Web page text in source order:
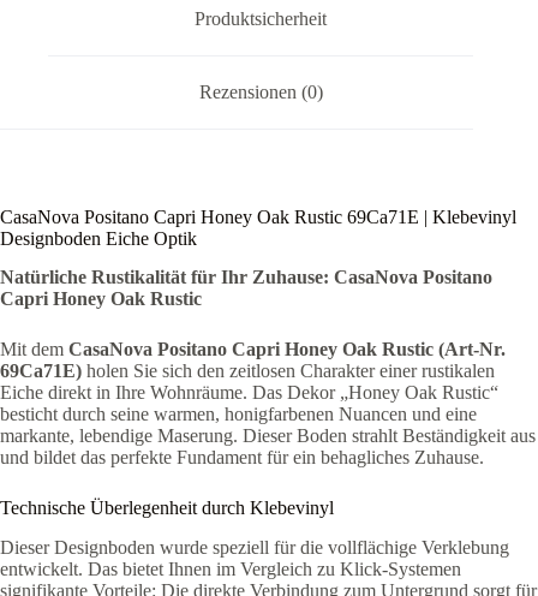
Produktsicherheit
Rezensionen (0)
CasaNova Positano Capri Honey Oak Rustic 69Ca71E | Klebevinyl
Designboden Eiche Optik
Natürliche Rustikalität für Ihr Zuhause: CasaNova Positano
Capri Honey Oak Rustic
Mit dem CasaNova Positano Capri Honey Oak Rustic (Art-Nr.
69Ca71E) holen Sie sich den zeitlosen Charakter einer rustikalen
Eiche direkt in Ihre Wohnräume. Das Dekor „Honey Oak Rustic“
besticht durch seine warmen, honigfarbenen Nuancen und eine
markante, lebendige Maserung. Dieser Boden strahlt Beständigkeit aus
und bildet das perfekte Fundament für ein behagliches Zuhause.
Technische Überlegenheit durch Klebevinyl
Dieser Designboden wurde speziell für die vollflächige Verklebung
entwickelt. Das bietet Ihnen im Vergleich zu Klick-Systemen
signifikante Vorteile: Die direkte Verbindung zum Untergrund sorgt für